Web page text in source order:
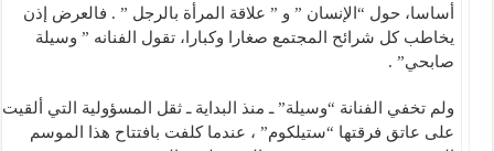
أساسا، حول “الإنسان ” و ” علاقة المرأة بالرجل ” . فالعرض إذن
يخاطب كل شرائح المجتمع صغارا وكبارا، تقول الفنانه ” وسيلة
صابحي” .
ولم تخفي الفنانة “وسيلة” ـ منذ البداية ـ ثقل المسؤولية التي ألقيت
على عاتق فرقتها “ستيلكوم” ، عندما كلفت بافتتاح هذا الموسم